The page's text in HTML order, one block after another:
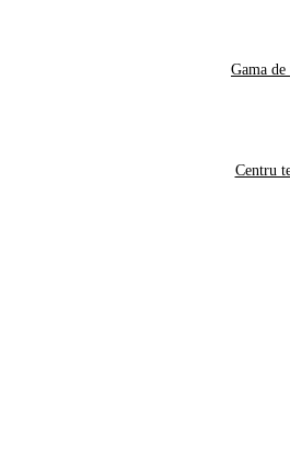
Gama de
Centru